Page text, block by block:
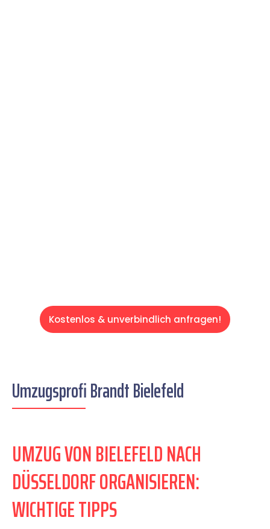
Kostenlos & unverbindlich anfragen!
Umzugsprofi Brandt Bielefeld
UMZUG VON BIELEFELD NACH
DÜSSELDORF ORGANISIEREN:
WICHTIGE TIPPS